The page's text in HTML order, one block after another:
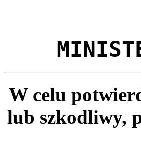
W celu
lub szkodliwy,